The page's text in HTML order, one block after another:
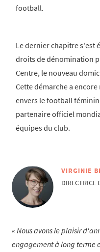
football.
Le dernier chapitre s'est
droits de dénomination
Centre, le nouveau
Cette démarche a
envers le football
partenaire officiel
équipes du club.
VIRGINIE
DIRECTRICE
Nous avons le plaisir
engagement à long terme